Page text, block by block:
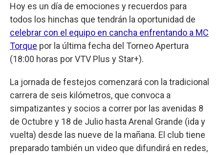
Hoy es un día de emociones y recuerdos para
todos los hinchas que tendrán la oportunidad de
celebrar con el equipo en cancha enfrentando a MC
Torque por la última fecha del Torneo Apertura
(18:00 horas por VTV Plus y Star+).
La jornada de festejos comenzará con la tradicional
carrera de seis kilómetros, que convoca a
simpatizantes y socios a correr por las avenidas 8
de Octubre y 18 de Julio hasta Arenal Grande (ida y
vuelta) desde las nueve de la mañana. El club tiene
preparado también un video que difundirá en redes,